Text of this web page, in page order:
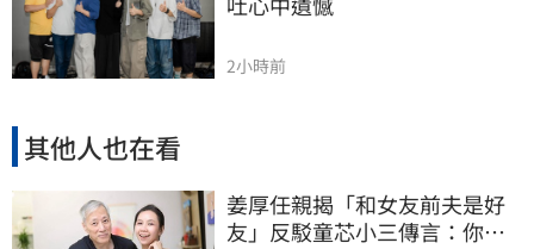
2小時前
其他人也在看
姜厚任親揭「和女友前夫是好
友」反駁童芯小三傳言：你在